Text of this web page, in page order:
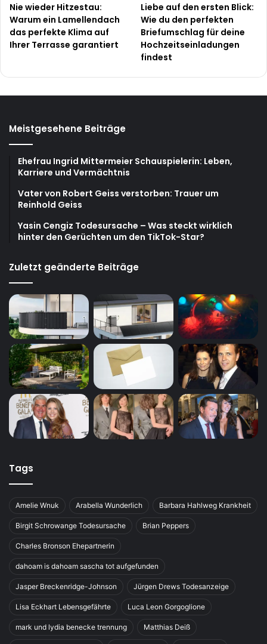
Nie wieder Hitzestau:
Warum ein Lamellendach
das perfekte Klima auf
Ihrer Terrasse garantiert
Liebe auf den ersten Blick:
Wie du den perfekten
Briefumschlag für deine
Hochzeitseinladungen
findest
Meistgesehene Beiträge
Ehefrau Ingrid Mittermeier Schauspielerin: Leben,
Karriere und Vermächtnis
Vater von Robert Geiss verstorben: Trauer um
Reinhold Geiss
Yasin Cengiz Todesursache – Was steckt wirklich
hinter den Gerüchten um den TikTok-Star?
Zuletzt geänderte Beiträge
Tags
Amelie Wnuk Arabella Wunderlich Barbara Hahlweg Krankheit
Birgit Schrowange Todesursache Brian Peppers
Charles Bronson Ehepartnerin
dahoam is dahoam sascha tot aufgefunden
Jasper Breckenridge-Johnson Jürgen Drews Todesanzeige
Lisa Eckhart Lebensgefährte Luca Leon Gorgoglione
mark und lydia benecke trennung Matthias Deiß